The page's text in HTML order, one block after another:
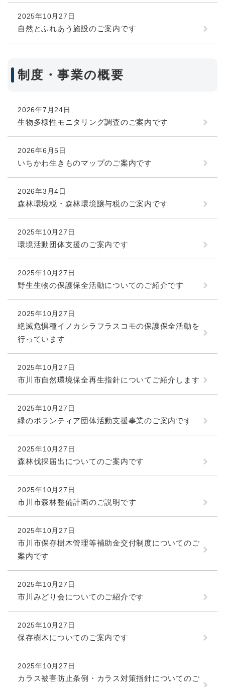
2025年10月27日
自然とふれあう施設のご案内です
制度・事業の概要
2026年7月24日
生物多様性モニタリング調査のご案内です
2026年6月5日
いちかわ生きものマップのご案内です
2026年3月4日
森林環境税・森林環境譲与税のご案内です
2025年10月27日
環境活動団体支援のご案内です
2025年10月27日
野生生物の保護保全活動についてのご紹介です
2025年10月27日
絶滅危惧種イノカシラフラスコモの保護保全活動を
行っています
2025年10月27日
市川市自然環境保全再生指針についてご紹介します
2025年10月27日
緑のボランティア団体活動支援事業のご案内です
2025年10月27日
森林伐採届出についてのご案内です
2025年10月27日
市川市森林整備計画のご説明です
2025年10月27日
市川市保存樹木管理等補助金交付制度についてのご
案内です
2025年10月27日
市川みどり会についてのご紹介です
2025年10月27日
保存樹木についてのご案内です
2025年10月27日
カラス被害防止条例・カラス対策指針についてのご